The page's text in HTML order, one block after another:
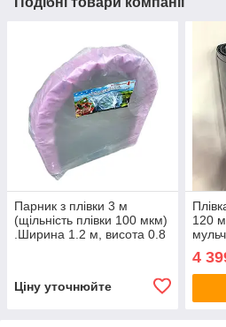
Парник з плівки 3 м
(щільність плівки 100 мкм)
.Ширина 1.2 м, висота 0.8
Ціну уточнюйте
120
4